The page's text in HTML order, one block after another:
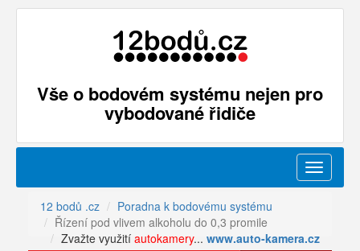
Vše o bodovém systému nejen pro
vybodované řidiče
Menu
12 bodů .cz
Poradna k bodovému systému
Řízení pod vlivem alkoholu do 0,3 promile
Zvažte využití autokamery... www.auto-kamera.cz